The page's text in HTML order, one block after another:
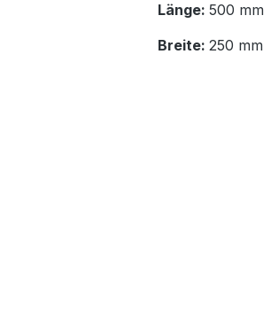
Länge: 500 mm
Breite: 250 mm